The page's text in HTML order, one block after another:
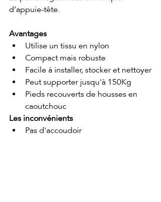
d’appuie-tête.
Avantages
Utilise un tissu en nylon
Compact mais robuste
Facile à installer, stocker et nettoyer
Peut supporter jusqu'à 150Kg
Pieds recouverts de housses en
caoutchouc
Les inconvénients
Pas d'accoudoir